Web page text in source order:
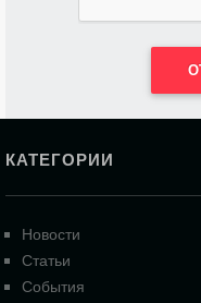
КАТЕГОРИИ
Новости
Статьи
События